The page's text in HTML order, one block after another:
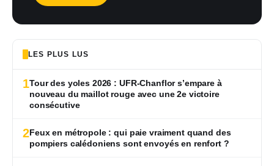
LES PLUS LUS
1Tour des yoles 2026 : UFR-Chanflor s’empare à
nouveau du maillot rouge avec une 2e victoire
consécutive
2Feux en métropole : qui paie vraiment quand des
pompiers calédoniens sont envoyés en renfort ?